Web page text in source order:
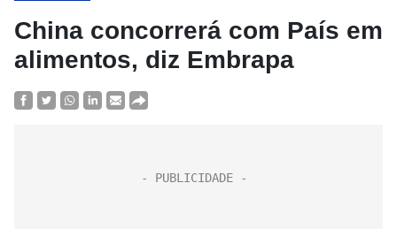
China concorrerá com País em
alimentos, diz Embrapa